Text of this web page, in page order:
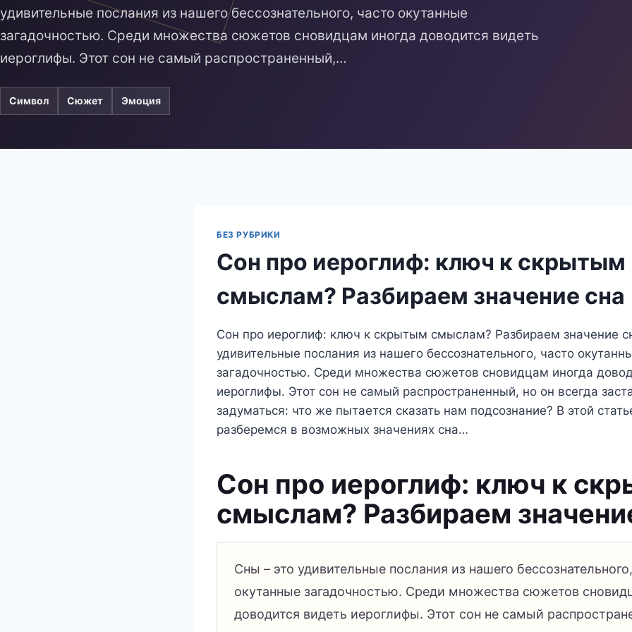
удивительные послания из нашего бессознательного, часто окутанные
загадочностью. Среди множества сюжетов сновидцам иногда доводится видеть
иероглифы. Этот сон не самый распространенный,…
Символ Сюжет Эмоция
БЕЗ РУБРИКИ
Сон про иероглиф: ключ к скрытым
смыслам? Разбираем значение сна
Сон про иероглиф: ключ к скрытым смыслам? Разбираем значение
удивительные послания из нашего бессознательного, часто
загадочностью. Среди множества сюжетов сновидцам иногда
иероглифы. Этот сон не самый распространенный, но он всегда
задуматься: что же пытается сказать нам подсознание? В этой
разберемся в возможных значениях сна…
Сон про иероглиф: ключ к
смыслам? Разбираем
Сны – это удивительные послания из нашего
окутанные загадочностью. Среди множества сюжетов
доводится видеть иероглифы. Этот сон не самый